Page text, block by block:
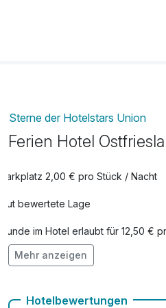
pro Stück
pro Aufenthalt
Wohlfühl Extra
Sterne der Hotelstars Union
Ferien Hotel
Parkplatz 2,00 € pro Stück / Nacht
Gut bewertete Lage
Hunde im Hotel erlaubt für 12,50 €
Auch vegetarische Speisen
Mehr anzeigen
Hotelbewertungen